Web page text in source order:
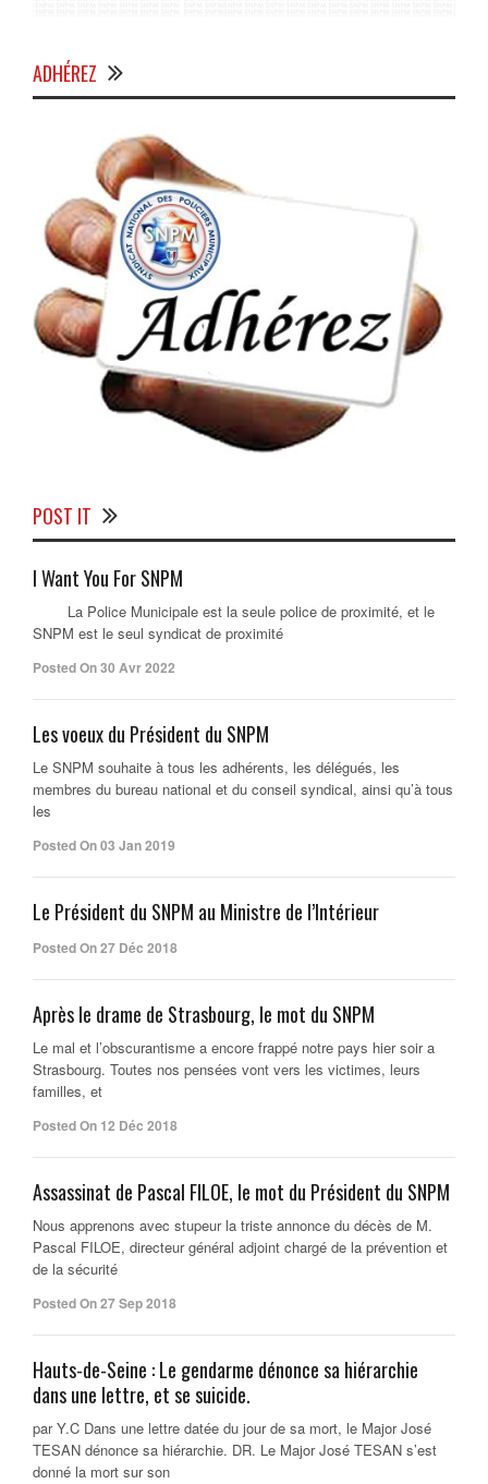
ADHÉREZ
POST IT
I Want You For SNPM
La Police Municipale est la seule police de proximité, et le
SNPM est le seul syndicat de proximité
Posted On 30 Avr 2022
Les voeux du Président du SNPM
Le SNPM souhaite à tous les adhérents, les délégués, les
membres du bureau national et du conseil syndical, ainsi qu’à tous
les
Posted On 03 Jan 2019
Le Président du SNPM au Ministre de l’Intérieur
Posted On 27 Déc 2018
Après le drame de Strasbourg, le mot du SNPM
Le mal et l’obscurantisme a encore frappé notre pays hier soir a
Strasbourg. Toutes nos pensées vont vers les victimes, leurs
familles, et
Posted On 12 Déc 2018
Assassinat de Pascal FILOE, le mot du Président du SNPM
Nous apprenons avec stupeur la triste annonce du décès de M.
Pascal FILOE, directeur général adjoint chargé de la prévention et
de la sécurité
Posted On 27 Sep 2018
Hauts-de-Seine : Le gendarme dénonce sa hiérarchie
dans une lettre, et se suicide.
par Y.C Dans une lettre datée du jour de sa mort, le Major José
TESAN dénonce sa hiérarchie. DR. Le Major José TESAN s’est
donné la mort sur son